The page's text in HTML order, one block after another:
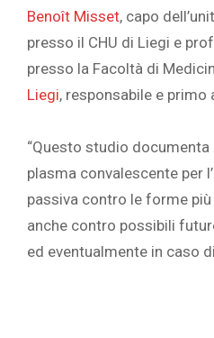
Benoît Misset, capo
presso il CHU di Liegi e
presso la Facoltà di
Liegi, responsabile e primo
“Questo studio
plasma convalescente per
passiva contro le forme
anche contro possibili
ed eventualmente in caso